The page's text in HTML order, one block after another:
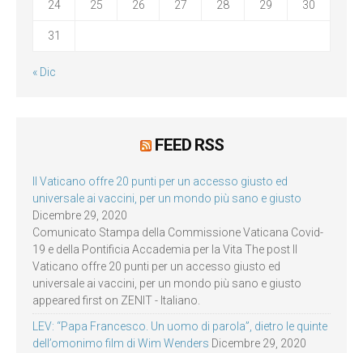
24 25 26 27 28 29 30
31
« Dic
FEED RSS
Il Vaticano offre 20 punti per un accesso giusto ed
universale ai vaccini, per un mondo più sano e giusto
Dicembre 29, 2020
Comunicato Stampa della Commissione Vaticana Covid-
19 e della Pontificia Accademia per la Vita The post Il
Vaticano offre 20 punti per un accesso giusto ed
universale ai vaccini, per un mondo più sano e giusto
appeared first on ZENIT - Italiano.
LEV: “Papa Francesco. Un uomo di parola”, dietro le quinte
dell’omonimo film di Wim Wenders Dicembre 29, 2020